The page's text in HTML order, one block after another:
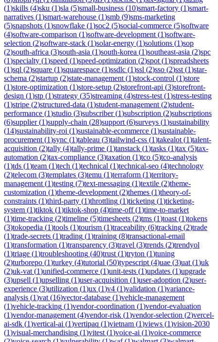
(1)skills (4)sku (1)sla (5)small-business (10)smart-factory (1)smart-
narratives (1)smart-warehouse (1)smb (9)sms-marketing
(5)snapshots (1)snowflake (1)soc2 (5)social-commerce (5)software
(4)software-comparison (1)software-development (1)software-
selection (2)software-stack (1)solar-energy (1)solutions (1)sop
(2)south-africa (3)south-asia (1)south-korea (1)southeast-asia (2)spc
(1)specialty (1)speed (1)speed-optimization (2)spot (1)spreadsheets
(1)sql (2)square (1)squarespace (1)ssdlc (1)ssl (2)sso (2)sst (1)star-
schema (2)startup (2)state-management (1)stock-control (1)store
(1)store-optimization (1)store-setup (2)storefront-api (3)storefront-
design (1)stp (1)strategy (35)streaming (4)stress-test (1)stress-testing
(1)stripe (2)structured-data (1)student-management (2)student-
performance (1)studio (3)subscriber(1)subscription (2)subscriptions
(6)supplier(1)supply-chain (28)support (6)surveys (1)sustainability
(14)sustainability-roi (1)sustainable-ecommerce (1)sustainable-
procurement (1)sync (1)tableau (3)tailwind-css (1)takealot (1)talent-
acquisition (2)tally (4)tally-prime (1)tanstack (1)tasks (1)tax (5)tax-
automation (2)tax-compliance (3)taxation (1)tco (5)tco-analysis
(1)tds (1)team (1)tech (1)technical (1)technical-seo (4)technology
(2)telecom (3)templates (3)temu (1)terraform (1)territory-
management (1)testing (7)text-messaging (1)textile (2)theme-
customization (1)theme-development (2)themes (1)theory-of-
constraints (1)third-party (1)throttling (1)ticketing (1)ticketing-
system (1)tiktok (1)tiktok-shop (4)time-off(1)time-to-market
(1)time-tracking (2)timeline (5)timesheets (2)tms (1)toast (1)tokens
(3)tokopedia (1)tools (1)tourism (1)traceability (6)tracking (2)trade
(1)trade-secrets (1)trading (1)training (8)transactional-email
(1)transformation (1)transparency (3)travel (3)trends (2)trendyol
(1)triage (1)troubleshooting (40)trust (1)tryton (1)tuning
(2)turborepo (1)turkey (4)tutorial (50)typescript (4)uae (3)uat (1)uk
(2)uk-vat (1)unified-commerce (1)unit-tests (1)updates (1)upgrade
(3)upsell (1)upselling (1)user-acquisition (1)user-adoption (2)user-
experience (3)utilization (1)ux (1)v4 (1)validation (1)variance-
analysis (1)vat (16)vector-database (1)vehicle-management
(1)vehicle-tracking (1)vendor-coordination (1)vendor-evaluation
(1)vendor-management (4)vendor-risk (1)vendor-selection (2)vercel-
ai-sdk (1)vertical-ai (1)vertipaq (1)vietnam (1)views (1)vision-2030
(1)visual-merchandising (1)vitest (1)voice-ai (1)voice-commerce